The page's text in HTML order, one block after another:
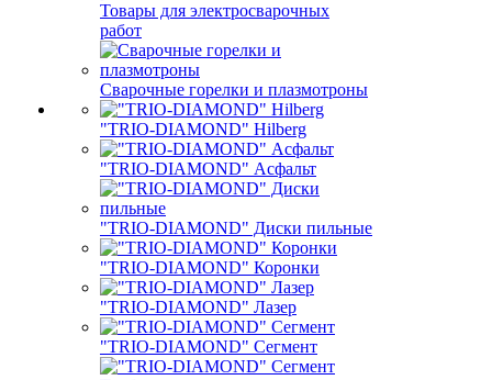
Товары для электросварочных
работ
Сварочные горелки и плазмотроны
"TRIO-DIAMOND" Hilberg
"TRIO-DIAMOND" Асфальт
"TRIO-DIAMOND" Диски пильные
"TRIO-DIAMOND" Коронки
"TRIO-DIAMOND" Лазер
"TRIO-DIAMOND" Сегмент